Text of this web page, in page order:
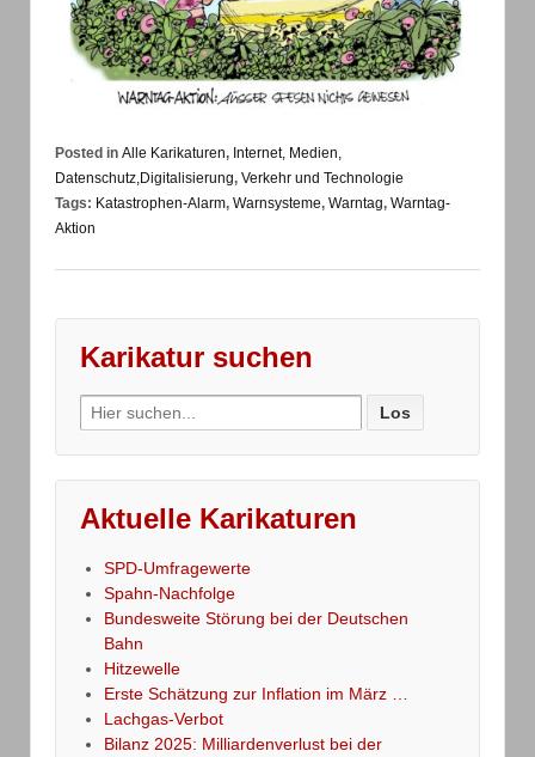
Posted in Alle Karikaturen, Internet, Medien,
Datenschutz,Digitalisierung, Verkehr und Technologie
Tags: Katastrophen-Alarm, Warnsysteme, Warntag, Warntag-
Aktion
Karikatur suchen
Search
for:
Aktuelle Karikaturen
SPD-Umfragewerte
Spahn-Nachfolge
Bundesweite Störung bei der Deutschen
Bahn
Hitzewelle
Erste Schätzung zur Inflation im März …
Lachgas-Verbot
Bilanz 2025: Milliardenverlust bei der